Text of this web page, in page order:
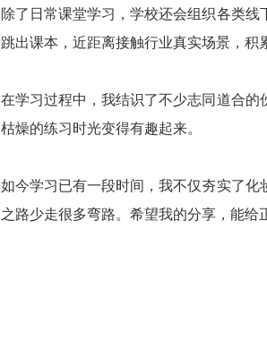
除了日常课堂学习，学校还会组织各类
跳出课本，近距离接触行业真实场景，积
在学习过程中，我结识了不少志同道合
枯燥的练习时光变得有趣起来。
如今学习已有一段时间，我不仅夯实了
之路少走很多弯路。希望我的分享，能给